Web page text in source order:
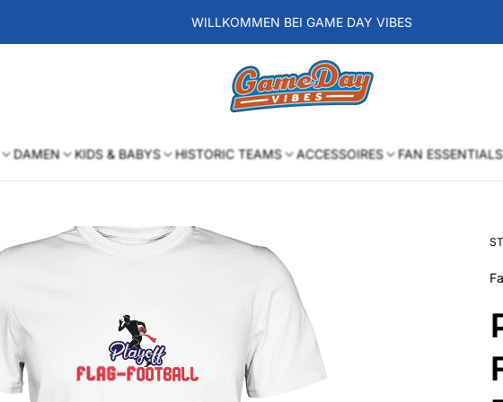
WILLKOMMEN BEI GAME DAY VIBES
Laden-
Logo
DAMEN KIDS & BABYS HISTORIC TEAMS ACCESSOIRES FAN ESSENTIALS